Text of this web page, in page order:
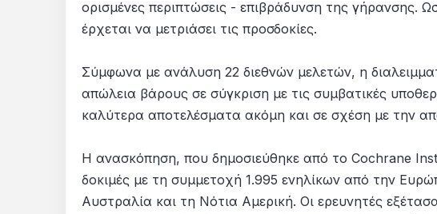
ορισμένες περιπτώσεις - επιβράδυνση της γήρανσης.
έρχεται να μετριάσει τις προσδοκίες.
Σύμφωνα με ανάλυση 22 διεθνών μελετών, η
απώλεια βάρους σε σύγκριση με τις συμβατικές
καλύτερα αποτελέσματα ακόμη και σε σχέση με την
Η ανασκόπηση, που δημοσιεύθηκε από το Cochrane
δοκιμές με τη συμμετοχή 1.995 ενηλίκων από την
Αυστραλία και τη Νότια Αμερική. Οι ερευνητές